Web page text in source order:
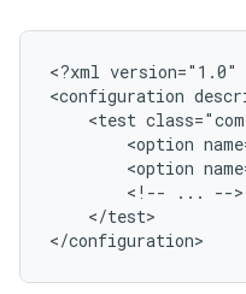
<?xml
<configuration
<test
<option
<option
        <!-- ... -->
    </test>
</configuration>